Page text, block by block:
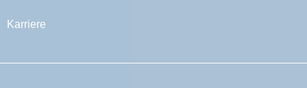
Karriere